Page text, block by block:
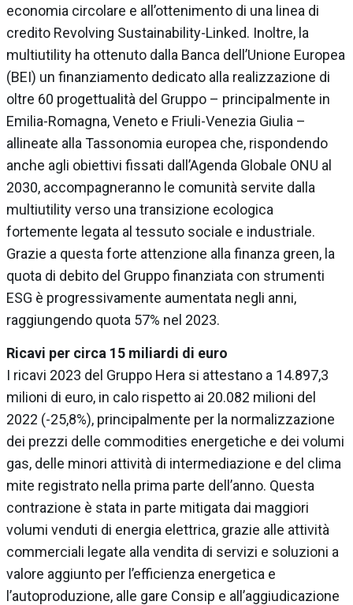
economia circolare e all’ottenimento di una linea di
credito Revolving Sustainability-Linked. Inoltre, la
multiutility ha ottenuto dalla Banca dell’Unione Europea
(BEI) un finanziamento dedicato alla realizzazione di
oltre 60 progettualità del Gruppo – principalmente in
Emilia-Romagna, Veneto e Friuli-Venezia Giulia –
allineate alla Tassonomia europea che, rispondendo
anche agli obiettivi fissati dall’Agenda Globale ONU al
2030, accompagneranno le comunità servite dalla
multiutility verso una transizione ecologica
fortemente legata al tessuto sociale e industriale.
Grazie a questa forte attenzione alla finanza green, la
quota di debito del Gruppo finanziata con strumenti
ESG è progressivamente aumentata negli anni,
raggiungendo quota 57% nel 2023.
Ricavi per circa 15 miliardi di euro
I ricavi 2023 del Gruppo Hera si attestano a 14.897,3
milioni di euro, in calo rispetto ai 20.082 milioni del
2022 (-25,8%), principalmente per la normalizzazione
dei prezzi delle commodities energetiche e dei volumi
gas, delle minori attività di intermediazione e del clima
mite registrato nella prima parte dell’anno. Questa
contrazione è stata in parte mitigata dai maggiori
volumi venduti di energia elettrica, grazie alle attività
commerciali legate alla vendita di servizi e soluzioni a
valore aggiunto per l’efficienza energetica e
l’autoproduzione, alle gare Consip e all’aggiudicazione